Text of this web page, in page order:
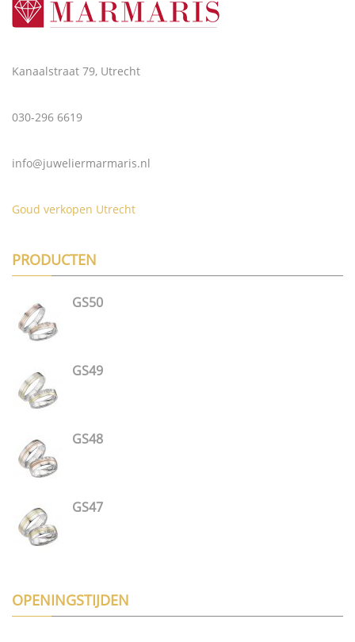
Kanaalstraat 79, Utrecht
030-296 6619
info@juweliermarmaris.nl
Goud verkopen Utrecht
PRODUCTEN
GS50
GS49
GS48
GS47
OPENINGSTIJDEN